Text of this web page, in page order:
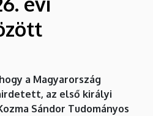
a Magyarország
az első királyi
Sándor Tudományos